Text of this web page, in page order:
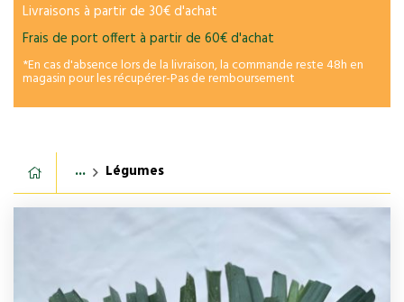
Livraisons à partir de 30€ d'achat
Frais de port offert à partir de 60€ d'achat
*En cas d'absence lors de la livraison, la commande reste 48h en
magasin pour les récupérer-Pas de remboursement
... Légumes